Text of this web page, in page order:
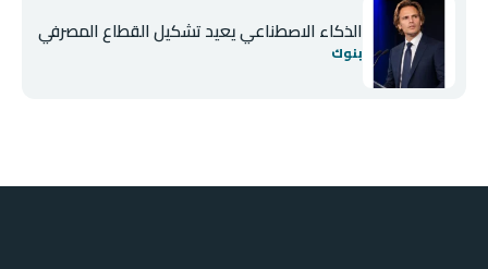
الذكاء الاصطناعي يعيد تشكيل القطاع المصرفي
بنوك